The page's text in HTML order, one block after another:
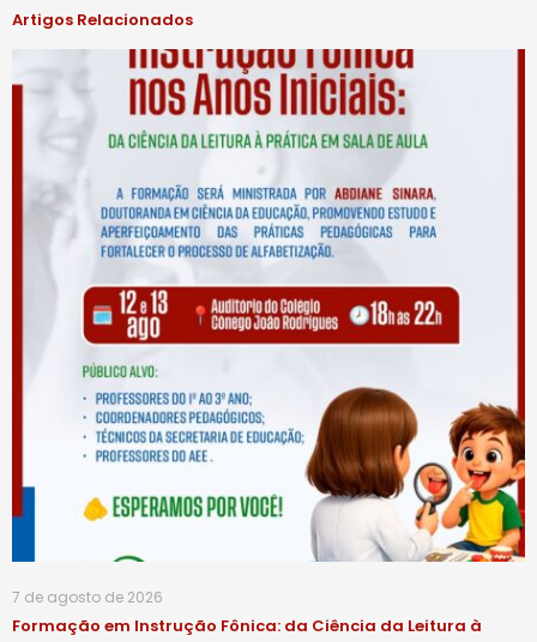
Artigos Relacionados
7 de agosto de 2026
Formação em Instrução Fônica: da Ciência da Leitura à